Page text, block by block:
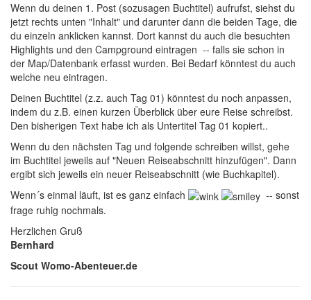
Wenn du deinen 1. Post (sozusagen Buchtitel) aufrufst, siehst du
jetzt rechts unten "Inhalt" und darunter dann die beiden Tage, die
du einzeln anklicken kannst. Dort kannst du auch die besuchten
Highlights und den Campground eintragen -- falls sie schon in
der Map/Datenbank erfasst wurden. Bei Bedarf könntest du auch
welche neu eintragen.
Deinen Buchtitel (z.z. auch Tag 01) könntest du noch anpassen,
indem du z.B. einen kurzen Überblick über eure Reise schreibst.
Den bisherigen Text habe ich als Untertitel Tag 01 kopiert..
Wenn du den nächsten Tag und folgende schreiben willst, gehe
im Buchtitel jeweils auf "Neuen Reiseabschnitt hinzufügen". Dann
ergibt sich jeweils ein neuer Reiseabschnitt (wie Buchkapitel).
Wenn´s einmal läuft, ist es ganz einfach
-- sonst
frage ruhig nochmals.
Herzlichen Gruß
Bernhard
Scout Womo-Abenteuer.de